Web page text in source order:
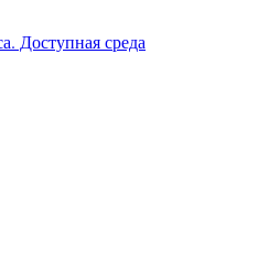
Доступная среда